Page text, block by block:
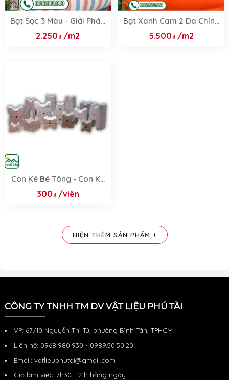
Bạt Sọc 3 Màu - Giải Pháp
Che Chắn Đa Năng Với 4
Khổ 3.8m, 4m, 6m, 8m
2.250 /m2
Bạt Xanh Cam 2 Da Chính
Hãng - Khổ 2m, 3m, 4m,
6m, 8m, 10m & Dịch Vụ
5.500 /m2
Con Kê Bê Tông - Con Kê
Thép Sàn, Dầm, Cột 2025
300 /viên
HIỆN THÊM SẢN PHẨM +
CÔNG TY TNHH TM DV VẬT LIỆU PHÚ TÀI
VP: 67/10 Nguyễn Thị Tú, phường Bình Tân, TPHCM
Liên hệ: 0968.980.930 - 0989.50.50.20
Email: vatlieuphutai@gmail.com
Giờ làm việc: 7h30 - 21h hằng ngày